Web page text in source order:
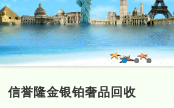
信誉隆金银铂奢品回收